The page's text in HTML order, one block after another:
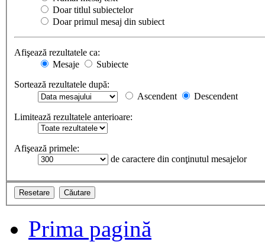
Doar titlul subiectelor
Doar primul mesaj din subiect
Afişează rezultatele ca:
Mesaje
Subiecte
Sortează rezultatele după:
Ascendent
Descendent
Limitează rezultatele anterioare:
Afişează primele:
de caractere din conţinutul mesajelor
Prima pagină